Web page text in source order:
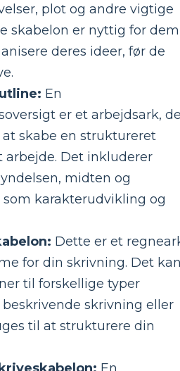
plot og andre vigtige
skabelon er nyttig for
deres ideer, før de
En
er et arbejdsark,
skabe en struktureret
arbejde. Det inkluderer
midten og
karakterudvikling og
Dette er et
for din skrivning. Det
til forskellige typer
skrivning eller
til at strukturere din